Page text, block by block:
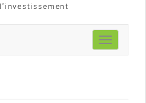
Toggle
navigation